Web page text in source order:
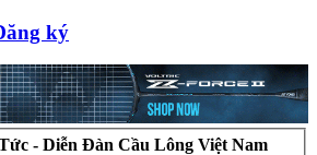
ký
- Diễn Đàn Cầu Lông Việt Nam